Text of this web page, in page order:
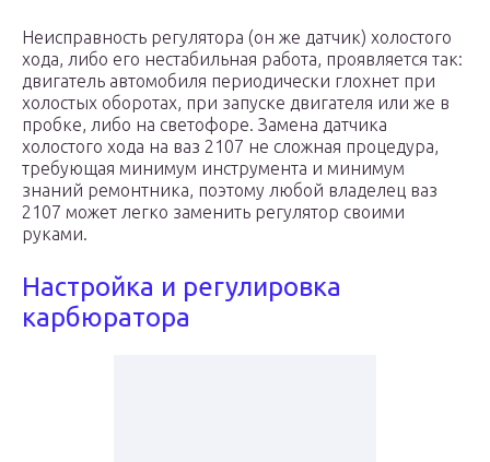
Неисправность регулятора (он же датчик) холостого
хода, либо его нестабильная работа, проявляется так:
двигатель автомобиля периодически глохнет при
холостых оборотах, при запуске двигателя или же в
пробке, либо на светофоре. Замена датчика
холостого хода на ваз 2107 не сложная процедура,
требующая минимум инструмента и минимум
знаний ремонтника, поэтому любой владелец ваз
2107 может легко заменить регулятор своими
руками.
Настройка и регулировка
карбюратора